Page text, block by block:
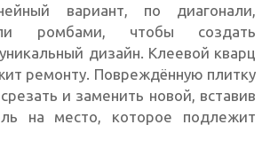
вариант, по диагонали,
ромбами, чтобы создать
дизайн. Клеевой кварц
ремонту. Повреждённую плитку
и заменить новой, вставив
на место, которое подлежит